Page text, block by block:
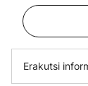
Erakutsi